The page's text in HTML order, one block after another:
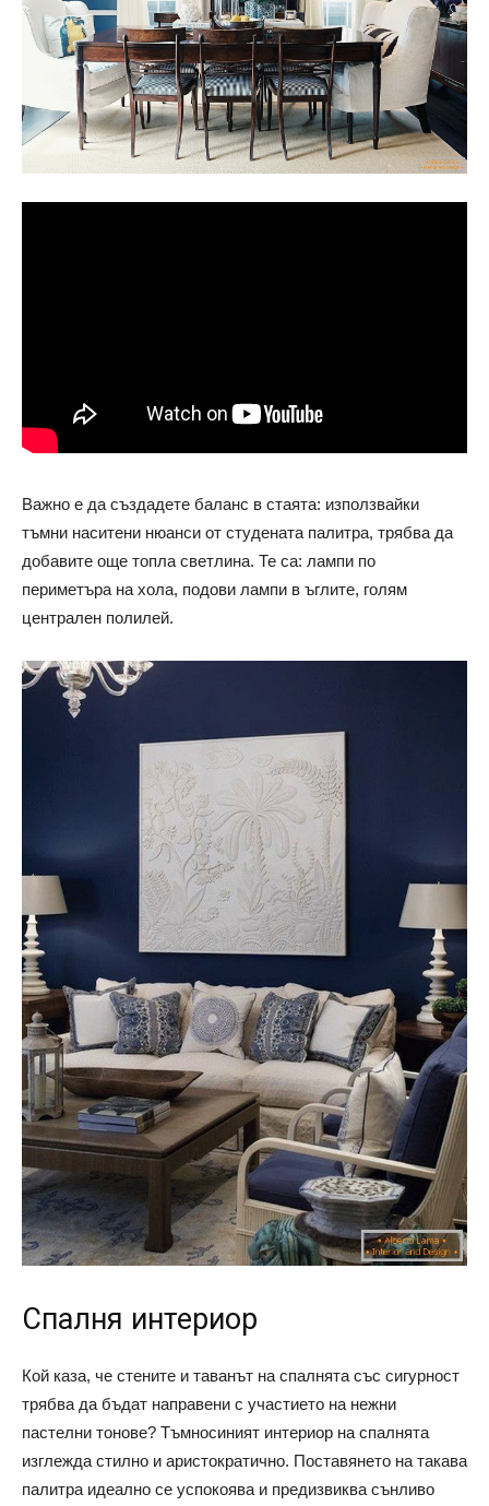
Важно е да създадете баланс в стаята: използвайки
тъмни наситени нюанси от студената палитра, трябва да
добавите още топла светлина. Те са: лампи по
периметъра на хола, подови лампи в ъглите, голям
централен полилей.
Спалня интериор
Кой каза, че стените и таванът на спалнята със сигурност
трябва да бъдат направени с участието на нежни
пастелни тонове? Тъмносиният интериор на спалнята
изглежда стилно и аристократично. Поставянето на такава
палитра идеално се успокоява и предизвиква сънливо